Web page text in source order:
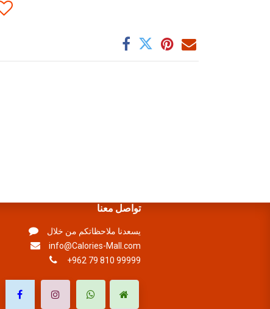
تواصل معنا
يسعدنا ملاحظاتكم من خلال
info@Calories-Mall.com
+962 79 810 99999